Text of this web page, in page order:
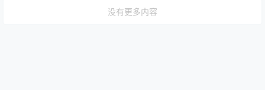
没有更多内容